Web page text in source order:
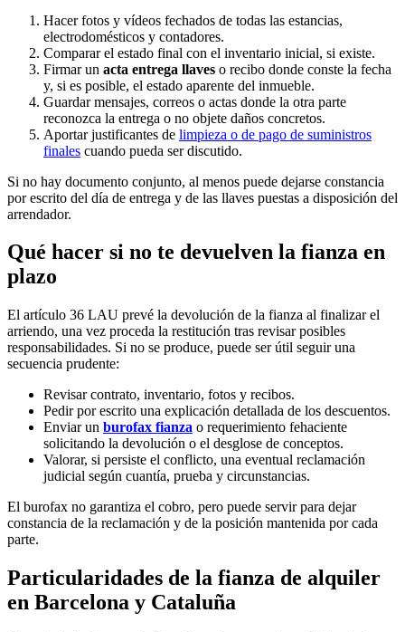
Hacer fotos y vídeos fechados de todas las estancias,
electrodomésticos y contadores.
Comparar el estado final con el inventario inicial, si existe.
Firmar un acta entrega llaves o recibo donde conste la fecha
y, si es posible, el estado aparente del inmueble.
Guardar mensajes, correos o actas donde la otra parte
reconozca la entrega o no objete daños concretos.
Aportar justificantes de limpieza o de pago de suministros
finales cuando pueda ser discutido.
Si no hay documento conjunto, al menos puede dejarse constancia
por escrito del día de entrega y de las llaves puestas a disposición del
arrendador.
Qué hacer si no te devuelven la fianza en
plazo
El artículo 36 LAU prevé la devolución de la fianza al finalizar el
arriendo, una vez proceda la restitución tras revisar posibles
responsabilidades. Si no se produce, puede ser útil seguir una
secuencia prudente:
Revisar contrato, inventario, fotos y recibos.
Pedir por escrito una explicación detallada de los descuentos.
Enviar un burofax fianza o requerimiento fehaciente
solicitando la devolución o el desglose de conceptos.
Valorar, si persiste el conflicto, una eventual reclamación
judicial según cuantía, prueba y circunstancias.
El burofax no garantiza el cobro, pero puede servir para dejar
constancia de la reclamación y de la posición mantenida por cada
parte.
Particularidades de la fianza de alquiler
en Barcelona y Cataluña